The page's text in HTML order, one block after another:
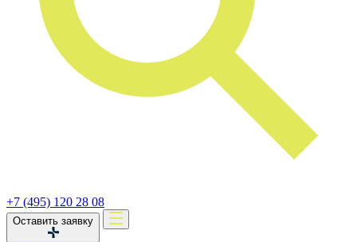
+7 (495) 120 28 08
Оставить заявку